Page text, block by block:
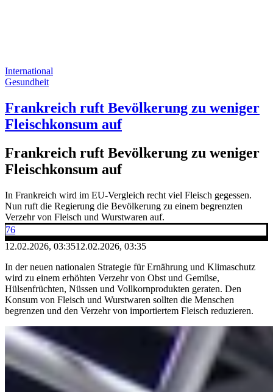
International
Gesundheit
Frankreich ruft Bevölkerung zu weniger
Fleischkonsum auf
Frankreich ruft Bevölkerung zu weniger
Fleischkonsum auf
In Frankreich wird im EU-Vergleich recht viel Fleisch gegessen.
Nun ruft die Regierung die Bevölkerung zu einem begrenzten
Verzehr von Fleisch und Wurstwaren auf.
76
12.02.2026, 03:3512.02.2026, 03:35
In der neuen nationalen Strategie für Ernährung und Klimaschutz
wird zu einem erhöhten Verzehr von Obst und Gemüse,
Hülsenfrüchten, Nüssen und Vollkornprodukten geraten. Den
Konsum von Fleisch und Wurstwaren sollten die Menschen
begrenzen und den Verzehr von importiertem Fleisch reduzieren.